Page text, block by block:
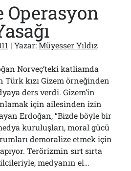
Da
Silivri
İçin
Kampanyası
Operasyon
| Yazar:Müyesser Yıldız
Norveç’teki katliamda
Türk kızı Gizem örneğinden
ders verdi. Gizem’in
için ailesinden izin
Erdoğan, “Bizde böyle bir
kuruluşları, moral gücü
demoralize etmek için
Terörizmin sırt sırta
medyanın el…